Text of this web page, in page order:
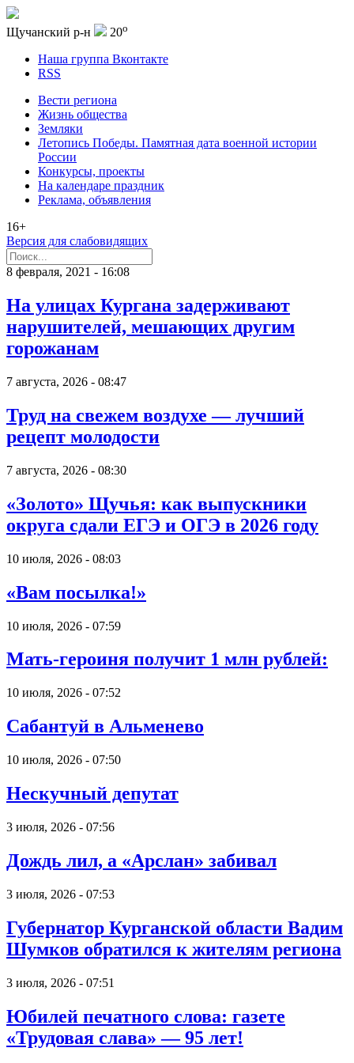
Щучанский р-н 20o
Наша группа Вконтакте
RSS
Вести региона
Жизнь общества
Земляки
Летопись Победы. Памятная дата военной истории
России
Конкурсы, проекты
На календаре праздник
Реклама, объявления
16+
Версия для слабовидящих
8 февраля, 2021 - 16:08
На улицах Кургана задерживают
нарушителей, мешающих другим
горожанам
7 августа, 2026 - 08:47
Труд на свежем воздухе — лучший
рецепт молодости
7 августа, 2026 - 08:30
«Золото» Щучья: как выпускники
округа сдали ЕГЭ и ОГЭ в 2026 году
10 июля, 2026 - 08:03
«Вам посылка!»
10 июля, 2026 - 07:59
Мать-героиня получит 1 млн рублей:
10 июля, 2026 - 07:52
Сабантуй в Альменево
10 июля, 2026 - 07:50
Нескучный депутат
3 июля, 2026 - 07:56
Дождь лил, а «Арслан» забивал
3 июля, 2026 - 07:53
Губернатор Курганской области Вадим
Шумков обратился к жителям региона
3 июля, 2026 - 07:51
Юбилей печатного слова: газете
«Трудовая слава» — 95 лет!